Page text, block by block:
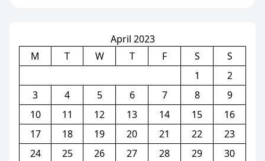
April 2023
M
T W T F S
S
1
2
3
4 5 6 7 8
9
10
11 12 13 14 15
16
17
18 19 20 21 22
23
24
25 26 27 28 29
30